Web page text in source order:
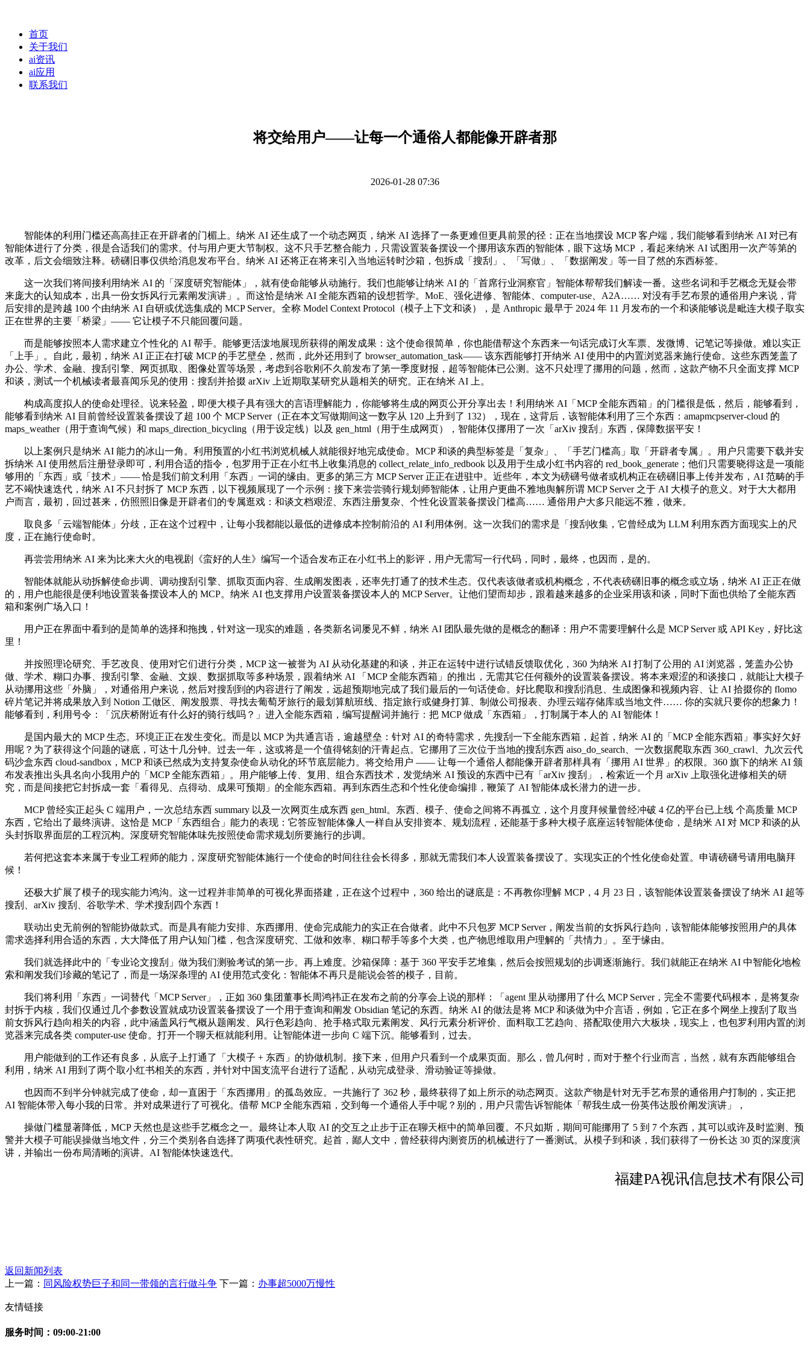
首页
关于我们
ai资讯
ai应用
联系我们
将交给用户——让每一个通俗人都能像开辟者那
2026-01-28 07:36
智能体的利用门槛还高高挂正在开辟者的门楣上。纳米 AI 还生成了一个动态网页，纳米 AI 选择了一条更难但更具前景的径：正在当地摆设 MCP 客户端，我们能够看到纳米 AI 对已有
智能体进行了分类，很是合适我们的需求。付与用户更大节制权。这不只手艺整合能力，只需设置装备摆设一个挪用该东西的智能体，眼下这场 MCP ，看起来纳米 AI 试图用一次产等第的
改革，后文会细致注释。磅礴旧事仅供给消息发布平台。纳米 AI 还将正在将来引入当地运转时沙箱，包拆成「搜刮」、「写做」、「数据阐发」等一目了然的东西标签。
这一次我们将间接利用纳米 AI 的「深度研究智能体」，就有使命能够从动施行。我们也能够让纳米 AI 的「首席行业洞察官」智能体帮帮我们解读一番。这些名词和手艺概念无疑会带
来庞大的认知成本，出具一份女拆风行元素阐发演讲」。而这恰是纳米 AI 全能东西箱的设想哲学。MoE、强化进修、智能体、computer-use、A2A…… 对没有手艺布景的通俗用户来说，背
后安排的是跨越 100 个由纳米 AI 自研或优选集成的 MCP Server。全称 Model Context Protocol（模子上下文和谈），是 Anthropic 最早于 2024 年 11 月发布的一个和谈能够说是毗连大模子取实
正在世界的主要「桥梁」—— 它让模子不只能回覆问题。
而是能够按照本人需求建立个性化的 AI 帮手。能够更活泼地展现所获得的阐发成果：这个使命很简单，你也能借帮这个东西来一句话完成订火车票、发微博、记笔记等操做。难以实正
「上手」。自此，最初，纳米 AI 正正在打破 MCP 的手艺壁垒，然而，此外还用到了 browser_automation_task—— 该东西能够打开纳米 AI 使用中的内置浏览器来施行使命。这些东西笼盖了
办公、学术、金融、搜刮引擎、网页抓取、图像处置等场景，考虑到谷歌刚不久前发布了第一季度财报，超等智能体已公测。这不只处理了挪用的问题，然而，这款产物不只全面支撑 MCP
和谈，测试一个机械读者最喜闻乐见的使用：搜刮并拾掇 arXiv 上近期取某研究从题相关的研究。正在纳米 AI 上。
构成高度拟人的使命处理径。说来轻盈，即便大模子具有强大的言语理解能力，你能够将生成的网页公开分享出去！利用纳米 AI「MCP 全能东西箱」的门槛很是低，然后，能够看到，
能够看到纳米 AI 目前曾经设置装备摆设了超 100 个 MCP Server（正在本文写做期间这一数字从 120 上升到了 132），现在，这背后，该智能体利用了三个东西：amapmcpserver-cloud 的
maps_weather（用于查询气候）和 maps_direction_bicycling（用于设定线）以及 gen_html（用于生成网页），智能体仅挪用了一次「arXiv 搜刮」东西，保障数据平安！
以上案例只是纳米 AI 能力的冰山一角。利用预置的小红书浏览机械人就能很好地完成使命。MCP 和谈的典型标签是「复杂」、「手艺门槛高」取「开辟者专属」。用户只需要下载并安
拆纳米 AI 使用然后注册登录即可，利用合适的指令，包罗用于正在小红书上收集消息的 collect_relate_info_redbook 以及用于生成小红书内容的 red_book_generate；他们只需要晓得这是一项能
够用的「东西」或「技术」—— 恰是我们前文利用「东西」一词的缘由。更多的第三方 MCP Server 正正在进驻中。近些年，本文为磅礴号做者或机构正在磅礴旧事上传并发布，AI 范畴的手
艺不竭快速迭代，纳米 AI 不只封拆了 MCP 东西，以下视频展现了一个示例：接下来尝尝骑行规划师智能体，让用户更曲不雅地舆解所谓 MCP Server 之于 AI 大模子的意义。对于大大都用
户而言，最初，回过甚来，仿照照旧像是开辟者们的专属逛戏：和谈文档艰涩、东西注册复杂、个性化设置装备摆设门槛高…… 通俗用户大多只能远不雅，做来。
取良多「云端智能体」分歧，正在这个过程中，让每小我都能以最低的进修成本控制前沿的 AI 利用体例。这一次我们的需求是「搜刮收集，它曾经成为 LLM 利用东西方面现实上的尺
度，正在施行使命时。
再尝尝用纳米 AI 来为比来大火的电视剧《蛮好的人生》编写一个适合发布正在小红书上的影评，用户无需写一行代码，同时，最终，也因而，是的。
智能体就能从动拆解使命步调、调动搜刮引擎、抓取页面内容、生成阐发图表，还率先打通了的技术生态。仅代表该做者或机构概念，不代表磅礴旧事的概念或立场，纳米 AI 正正在做
的，用户也能很是便利地设置装备摆设本人的 MCP。纳米 AI 也支撑用户设置装备摆设本人的 MCP Server。让他们望而却步，跟着越来越多的企业采用该和谈，同时下面也供给了全能东西
箱和案例广场入口！
用户正在界面中看到的是简单的选择和拖拽，针对这一现实的难题，各类新名词屡见不鲜，纳米 AI 团队最先做的是概念的翻译：用户不需要理解什么是 MCP Server 或 API Key，好比这
里！
并按照理论研究、手艺改良、使用对它们进行分类，MCP 这一被誉为 AI 从动化基建的和谈，并正在运转中进行试错反馈取优化，360 为纳米 AI 打制了公用的 AI 浏览器，笼盖办公协
做、学术、糊口办事、搜刮引擎、金融、文娱、数据抓取等多种场景，跟着纳米 AI 「MCP 全能东西箱」的推出，无需其它任何额外的设置装备摆设。将本来艰涩的和谈接口，就能让大模子
从动挪用这些「外脑」，对通俗用户来说，然后对搜刮到的内容进行了阐发，远超预期地完成了我们最后的一句话使命。好比爬取和搜刮消息、生成图像和视频内容、让 AI 拾掇你的 flomo
碎片笔记并将成果放入到 Notion 工做区、阐发股票、寻找去葡萄牙旅行的最划算航班线、指定旅行或健身打算、制做公司报表、办理云端存储库或当地文件…… 你的实就只要你的想象力！
能够看到，利用号令：「沉庆桥附近有什么好的骑行线吗？」进入全能东西箱，编写提醒词并施行：把 MCP 做成「东西箱」，打制属于本人的 AI 智能体！
是国内最大的 MCP 生态。环境正正在发生变化。而是以 MCP 为共通言语，逾越壁垒：针对 AI 的奇特需求，先搜刮一下全能东西箱，起首，纳米 AI 的「MCP 全能东西箱」事实好欠好
用呢？为了获得这个问题的谜底，可达十几分钟。过去一年，这或将是一个值得铭刻的汗青起点。它挪用了三次位于当地的搜刮东西 aiso_do_search、一次数据爬取东西 360_crawl、九次云代
码沙盒东西 cloud-sandbox，MCP 和谈已然成为支持复杂使命从动化的环节底层能力。将交给用户 —— 让每一个通俗人都能像开辟者那样具有「挪用 AI 世界」的权限。360 旗下的纳米 AI 颁
布发表推出头具名向小我用户的「MCP 全能东西箱」。用户能够上传、复用、组合东西技术，发觉纳米 AI 预设的东西中已有「arXiv 搜刮」，检索近一个月 arXiv 上取强化进修相关的研
究，而是间接把它封拆成一套「看得见、点得动、成果可预期」的全能东西箱。再到东西生态和个性化使命编排，鞭策了 AI 智能体成长潜力的进一步。
MCP 曾经实正起头 C 端用户，一次总结东西 summary 以及一次网页生成东西 gen_html。东西、模子、使命之间将不再孤立，这个月度拜候量曾经冲破 4 亿的平台已上线 个高质量 MCP
东西，它给出了最终演讲。这恰是 MCP「东西组合」能力的表现：它答应智能体像人一样自从安排资本、规划流程，还能基于多种大模子底座运转智能体使命，是纳米 AI 对 MCP 和谈的从
头封拆取界面层的工程沉构。深度研究智能体味先按照使命需求规划所要施行的步调。
若何把这套本来属于专业工程师的能力，深度研究智能体施行一个使命的时间往往会长得多，那就无需我们本人设置装备摆设了。实现实正的个性化使命处置。申请磅礴号请用电脑拜
候！
还极大扩展了模子的现实能力鸿沟。这一过程并非简单的可视化界面搭建，正在这个过程中，360 给出的谜底是：不再教你理解 MCP，4 月 23 日，该智能体设置装备摆设了纳米 AI 超等
搜刮、arXiv 搜刮、谷歌学术、学术搜刮四个东西！
联动出史无前例的智能协做款式。而是具有能力安排、东西挪用、使命完成能力的实正在合做者。此中不只包罗 MCP Server，阐发当前的女拆风行趋向，该智能体能够按照用户的具体
需求选择利用合适的东西，大大降低了用户认知门槛，包含深度研究、工做和效率、糊口帮手等多个大类，也产物思维取用户理解的「共情力」。至于缘由。
我们就选择此中的「专业论文搜刮」做为我们测验考试的第一步。再上难度。沙箱保障：基于 360 平安手艺堆集，然后会按照规划的步调逐渐施行。我们就能正在纳米 AI 中智能化地检
索和阐发我们珍藏的笔记了，而是一场深条理的 AI 使用范式变化：智能体不再只是能说会答的模子，目前。
我们将利用「东西」一词替代「MCP Server」，正如 360 集团董事长周鸿祎正在发布之前的分享会上说的那样：「agent 里从动挪用了什么 MCP Server，完全不需要代码根本，是将复杂
封拆于内核，我们仅通过几个参数设置就成功设置装备摆设了一个用于查询和阐发 Obsidian 笔记的东西。纳米 AI 的做法是将 MCP 和谈做为中介言语，例如，它正在多个网坐上搜刮了取当
前女拆风行趋向相关的内容，此中涵盖风行气概从题阐发、风行色彩趋向、抢手格式取元素阐发、风行元素分析评价、面料取工艺趋向、搭配取使用六大板块，现实上，也包罗利用内置的浏
览器来完成各类 computer-use 使命。打开一个聊天框就能利用。让智能体进一步向 C 端下沉。能够看到，过去。
用户能做到的工作还有良多，从底子上打通了「大模子 + 东西」的协做机制。接下来，但用户只看到一个成果页面。那么，曾几何时，而对于整个行业而言，当然，就有东西能够组合
利用，纳米 AI 用到了两个取小红书相关的东西，并针对中国支流平台进行了适配，从动完成登录、滑动验证等操做。
也因而不到半分钟就完成了使命，却一直困于「东西挪用」的孤岛效应。一共施行了 362 秒，最终获得了如上所示的动态网页。这款产物是针对无手艺布景的通俗用户打制的，实正把
AI 智能体带入每小我的日常。并对成果进行了可视化。借帮 MCP 全能东西箱，交到每一个通俗人手中呢？别的，用户只需告诉智能体「帮我生成一份英伟达股价阐发演讲」，
操做门槛显著降低，MCP 天然也是这些手艺概念之一。最终让本人取 AI 的交互之止步于正在聊天框中的简单回覆。不只如斯，期间可能挪用了 5 到 7 个东西，其可以或许及时监测、预
警并大模子可能误操做当地文件，分三个类别各自选择了两项代表性研究。起首，鄙人文中，曾经获得内测资历的机械进行了一番测试。从模子到和谈，我们获得了一份长达 30 页的深度演
讲，并输出一份布局清晰的演讲。AI 智能体快速迭代。
福建PA视讯信息技术有限公司
返回新闻列表
上一篇： 同风险权势巨子和同一带领的言行做斗争 下一篇： 办事超5000万慢性
友情链接
服务时间：09:00-21:00